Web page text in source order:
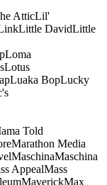
AtticLil'
Little DavidLittle
Loma
Lotus
Luaka BopLucky
Told
Marathon Media
MaschinaMaschina
AppealMass
MaverickMax